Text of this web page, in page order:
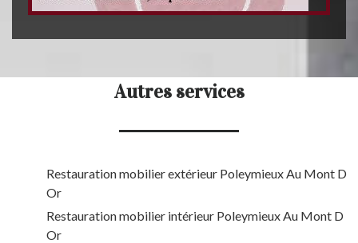
Autres services
Restauration mobilier extérieur Poleymieux Au Mont D
Or
Restauration mobilier intérieur Poleymieux Au Mont D
Or